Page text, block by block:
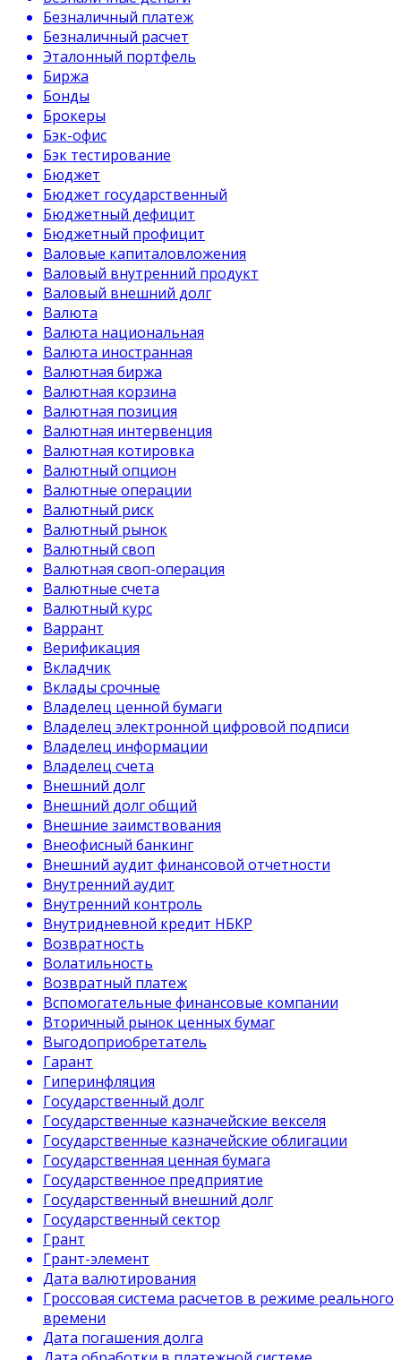
Безналичный платеж
Безналичный расчет
Эталонный портфель
Биржа
Бонды
Брокеры
Бэк-офис
Бэк тестирование
Бюджет
Бюджет государственный
Бюджетный дефицит
Бюджетный профицит
Валовые капиталовложения
Валовый внутренний продукт
Валовый внешний долг
Валюта
Валюта национальная
Валюта иностранная
Валютная биржа
Валютная корзина
Валютная позиция
Валютная интервенция
Валютная котировка
Валютный опцион
Валютные операции
Валютный риск
Валютный рынок
Валютный своп
Валютная своп-операция
Валютные счета
Валютный курс
Варрант
Верификация
Вкладчик
Вклады срочные
Владелец ценной бумаги
Владелец электронной цифровой подписи
Владелец информации
Владелец счета
Внешний долг
Внешний долг общий
Внешние заимствования
Внеофисный банкинг
Внешний аудит финансовой отчетности
Внутренний аудит
Внутренний контроль
Внутридневной кредит НБКР
Возвратность
Волатильность
Возвратный платеж
Вспомогательные финансовые компании
Вторичный рынок ценных бумаг
Выгодоприобретатель
Гарант
Гиперинфляция
Государственный долг
Государственные казначейские векселя
Государственные казначейские облигации
Государственная ценная бумага
Государственное предприятие
Государственный внешний долг
Государственный сектор
Грант
Грант-элемент
Дата валютирования
Гроссовая система расчетов в режиме реального
времени
Дата погашения долга